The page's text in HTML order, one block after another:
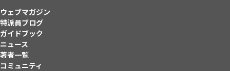
ウェブマガジン
特派員ブログ
ガイドブック
ニュース
著者一覧
コミュニティ